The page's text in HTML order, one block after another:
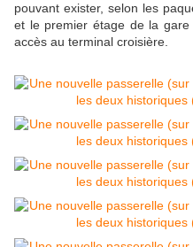
pouvant exister, selon les
et le premier étage de la gare
accès au terminal croisière.